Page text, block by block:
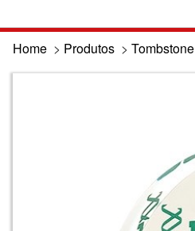
Home > Produtos >Tombstone